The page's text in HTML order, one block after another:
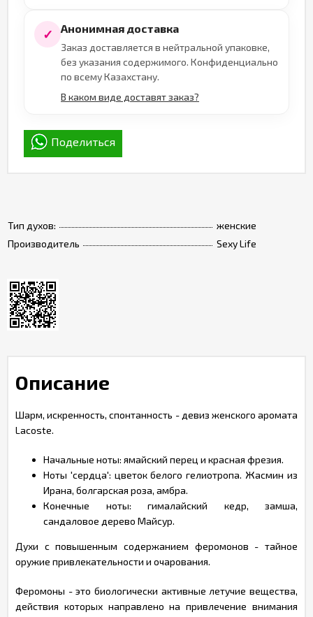
Тип духов:
женские
Производитель
Sexy Life
✓ Анонимная доставка
Заказ доставляется в нейтральной упаковке,
без указания содержимого. Конфиденциально
по всему Казахстану.
В каком виде доставят заказ?
Поделиться
Описание
Шарм, искренность, спонтанность - девиз женского аромата
Lacoste.
Начальные ноты: ямайский перец и красная фрезия.
Ноты 'сердца': цветок белого гелиотропа. Жасмин из
Ирана, болгарская роза, амбра.
Конечные ноты: гималайский кедр, замша,
сандаловое дерево Майсур.
Духи с повышенным содержанием феромонов - тайное
оружие привлекательности и очарования.
Феромоны - это биологически активные летучие вещества,
действия которых направлено на привлечение внимания